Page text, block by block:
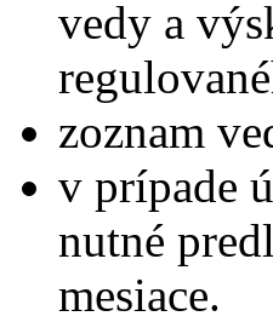
vedy a
zoznam
v prípade
nutné
mesiace.